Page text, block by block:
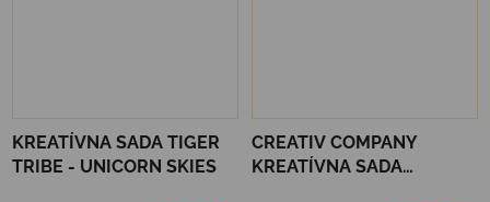
KREATÍVNA SADA TIGER
TRIBE - UNICORN SKIES
CREATIV COMPANY
KREATÍVNA SADA